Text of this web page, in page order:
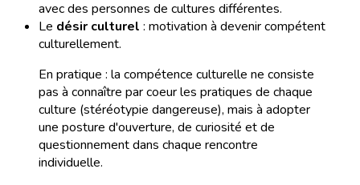
avec des personnes de cultures différentes.
Le désir culturel : motivation à devenir compétent
culturellement.
En pratique : la compétence culturelle ne consiste
pas à connaître par coeur les pratiques de chaque
culture (stéréotypie dangereuse), mais à adopter
une posture d'ouverture, de curiosité et de
questionnement dans chaque rencontre
individuelle.